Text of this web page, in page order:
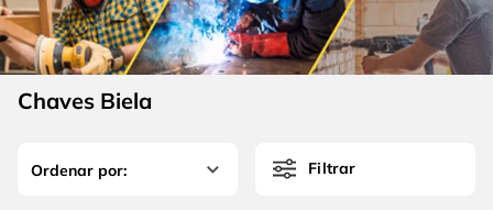
Chaves Biela
Filtrar
6º fio
7º serra copo
8º disco corte
luva
4 º escada
5º serra circular
º
disco corte